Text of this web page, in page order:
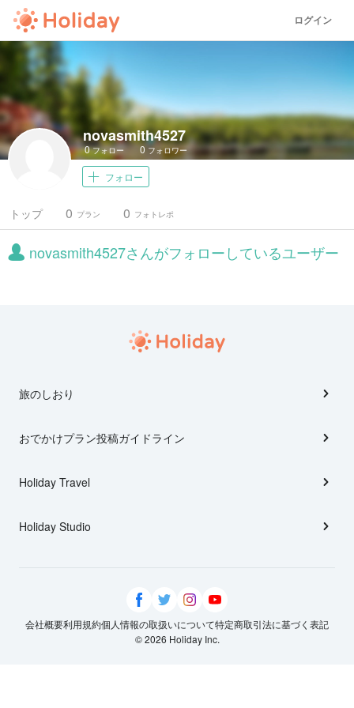
ログイン
novasmith4527
0フォロー 0 フォロワー
フォロー
トップ プラン
0 フォトレポ
0
novasmith4527さんがフォローしているユーザー
旅のしおり
おでかけプラン投稿ガイドライン
Holiday Travel
Holiday Studio
会社概要利用規約個人情報の取扱いについて特定商取引法に基づく表記
© 2026 Holiday Inc.